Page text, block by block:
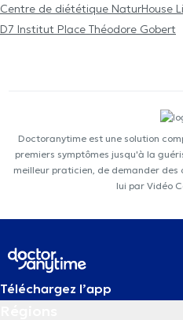
Centre de diététique NaturHouse
D7 Institut Place Théodore Gobert
Doctoranytime est une solution
premiers symptômes jusqu'à la
meilleur praticien, de demander
lui par Vidéo
Téléchargez l’app